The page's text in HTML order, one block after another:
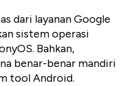
dari layanan Google
sistem operasi
Bahkan,
benar-benar mandiri
tool Android.